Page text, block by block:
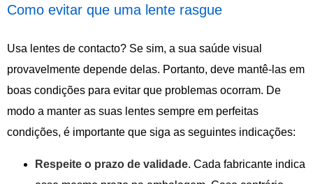
Como evitar que uma lente rasgue
Usa lentes de contacto? Se sim, a sua saúde visual
provavelmente depende delas. Portanto, deve mantê-las em
boas condições para evitar que problemas ocorram. De
modo a manter as suas lentes sempre em perfeitas
condições, é importante que siga as seguintes indicações:
Respeite o prazo de validade. Cada fabricante indica